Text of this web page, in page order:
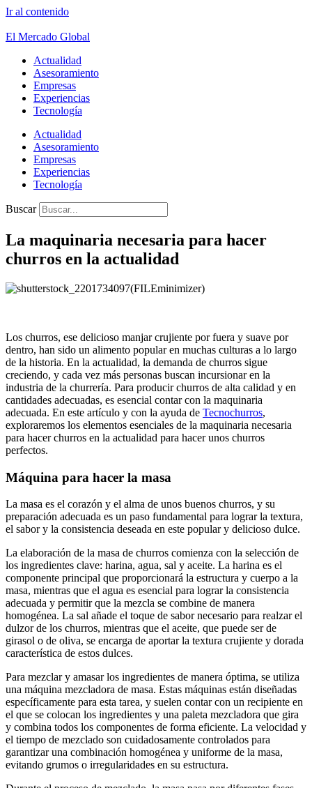
Ir al contenido
El Mercado Global
Actualidad
Asesoramiento
Empresas
Experiencias
Tecnología
Actualidad
Asesoramiento
Empresas
Experiencias
Tecnología
Buscar
La maquinaria necesaria para hacer
churros en la actualidad
Los churros, ese delicioso manjar crujiente por fuera y suave por
dentro, han sido un alimento popular en muchas culturas a lo largo
de la historia. En la actualidad, la demanda de churros sigue
creciendo, y cada vez más personas buscan incursionar en la
industria de la churrería. Para producir churros de alta calidad y en
cantidades adecuadas, es esencial contar con la maquinaria
adecuada. En este artículo y con la ayuda de Tecnochurros,
exploraremos los elementos esenciales de la maquinaria necesaria
para hacer churros en la actualidad para hacer unos churros
perfectos.
Máquina para hacer la masa
La masa es el corazón y el alma de unos buenos churros, y su
preparación adecuada es un paso fundamental para lograr la textura,
el sabor y la consistencia deseada en este popular y delicioso dulce.
La elaboración de la masa de churros comienza con la selección de
los ingredientes clave: harina, agua, sal y aceite. La harina es el
componente principal que proporcionará la estructura y cuerpo a la
masa, mientras que el agua es esencial para lograr la consistencia
adecuada y permitir que la mezcla se combine de manera
homogénea. La sal añade el toque de sabor necesario para realzar el
dulzor de los churros, mientras que el aceite, que puede ser de
girasol o de oliva, se encarga de aportar la textura crujiente y dorada
característica de estos dulces.
Para mezclar y amasar los ingredientes de manera óptima, se utiliza
una máquina mezcladora de masa. Estas máquinas están diseñadas
específicamente para esta tarea, y suelen contar con un recipiente en
el que se colocan los ingredientes y una paleta mezcladora que gira
y combina todos los componentes de forma eficiente. La velocidad y
el tiempo de mezclado son cuidadosamente controlados para
garantizar una combinación homogénea y uniforme de la masa,
evitando grumos o irregularidades en su estructura.